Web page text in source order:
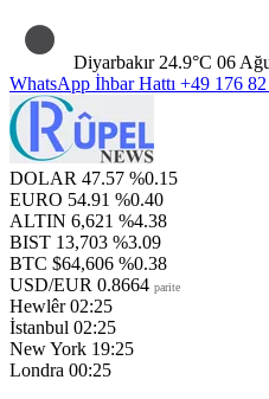
Diyarbakır 24.9°C 06
WhatsApp İhbar Hattı +49 176
DOLAR 47.57 %0.15
EURO 54.91 %0.40
ALTIN 6,621 %4.38
BIST 13,703 %3.09
BTC $64,606 %0.38
USD/EUR 0.8664 parite
Hewlêr 02:25
İstanbul 02:25
New York 19:25
Londra 00:25